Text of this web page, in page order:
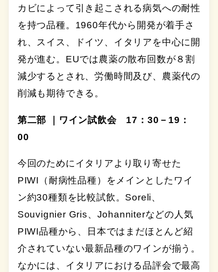
カビによって引き起こされる病気への耐性
を持つ品種。1960年代から開発が着手さ
れ、スイス、ドイツ、イタリアを中心に開
発が進む。EUでは農薬の散布回数が８割
減少するとされ、労働時間及び、農薬代の
削減も期待できる。
第二部 ｜ワイン試飲会 17：30－19：
00
今回のためにイタリアより取り寄せた
PIWI（耐病性品種）をメインとしたワイ
ン約30種類を比較試飲。Soreli、
Souvignier Gris、Johanniterなどの人気
PIWI品種から、日本ではまだほとんど紹
介されていない最新品種のワインが揃う。
なかには、イタリアにおける品評会で最高